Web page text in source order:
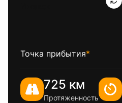
Точка прибытия*
725 км
Протяженность